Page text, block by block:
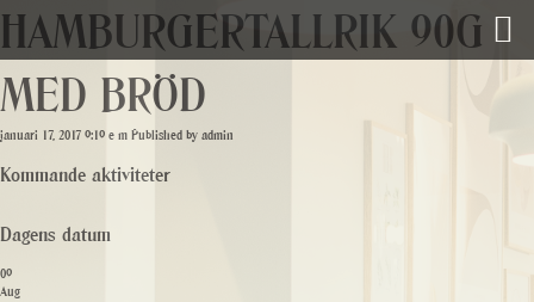
HAMBURGERTALLRIK 90G
MED BRÖD
januari 17, 2017 9:19 e m Published by admin
Kommande aktiviteter
Dagens datum
09
Aug